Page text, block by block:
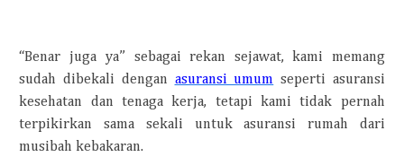
“Benar juga ya” sebagai rekan sejawat, kami memang
sudah dibekali dengan asuransi umum seperti asuransi
kesehatan dan tenaga kerja, tetapi kami tidak pernah
terpikirkan sama sekali untuk asuransi rumah dari
musibah kebakaran.